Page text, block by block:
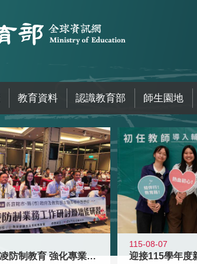
教育資料 認識教育部 師生園地
落實校園霸凌防制教育 強化專業知能
115-08-07